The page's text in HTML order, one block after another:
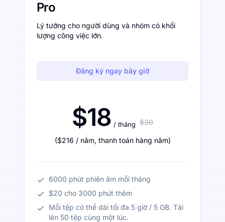
Pro
Lý tưởng cho người dùng và nhóm có khối
lượng công việc lớn.
Đăng ký ngay bây giờ
$18 / tháng $30
($216 / năm, thanh toán hàng năm)
6000 phút phiên âm mỗi tháng
$20 cho 3000 phút thêm
Mỗi tệp có thể dài tối đa 5 giờ / 5 GB. Tải
lên 50 tệp cùng một lúc.